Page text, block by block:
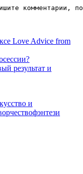
комментарии,
Love Advice from
результат и
и
фэнтези